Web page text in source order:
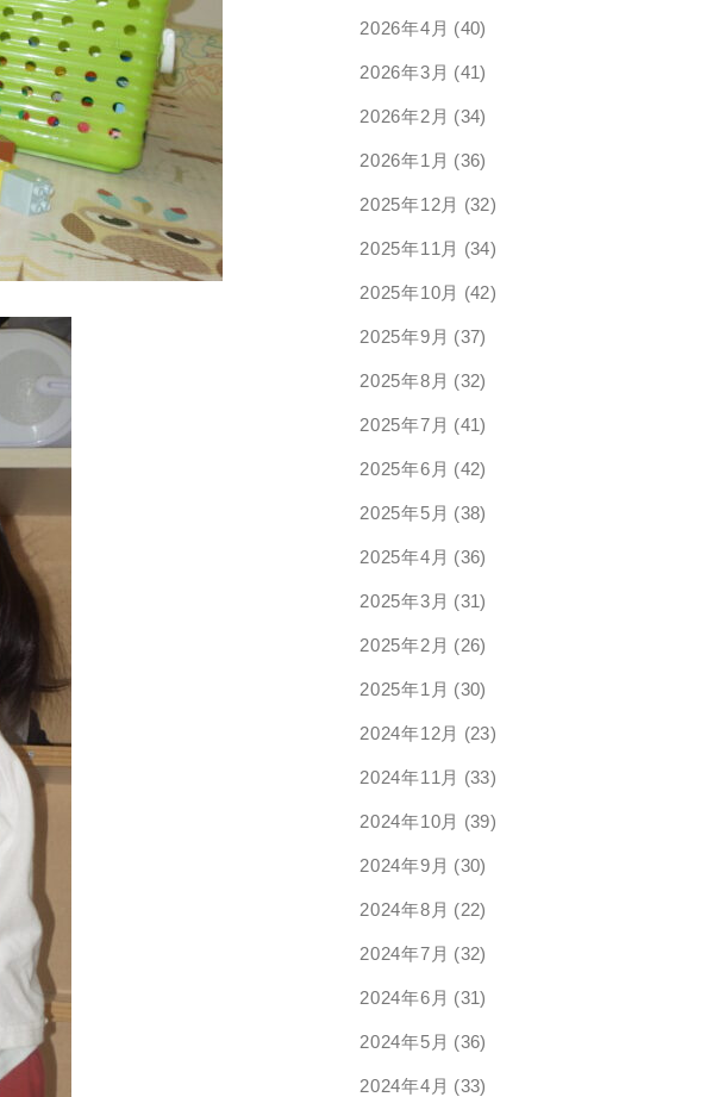
2026年4月 (40)
2026年3月 (41)
2026年2月 (34)
2026年1月 (36)
2025年12月 (32)
2025年11月 (34)
2025年10月 (42)
2025年9月 (37)
2025年8月 (32)
2025年7月 (41)
2025年6月 (42)
2025年5月 (38)
2025年4月 (36)
2025年3月 (31)
2025年2月 (26)
2025年1月 (30)
2024年12月 (23)
2024年11月 (33)
2024年10月 (39)
2024年9月 (30)
2024年8月 (22)
2024年7月 (32)
2024年6月 (31)
2024年5月 (36)
2024年4月 (33)